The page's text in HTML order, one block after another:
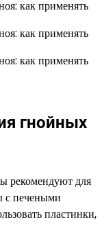
гнойных
рекомендуют для
с печеными
пластинки,